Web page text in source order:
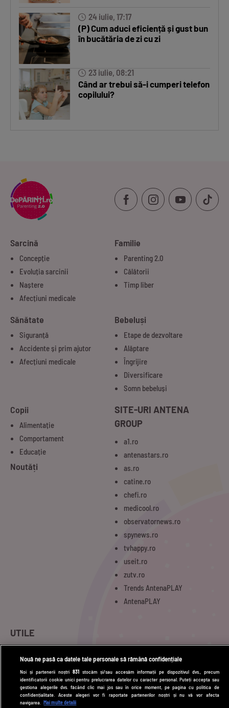
24 iulie, 17:17
(P) Cum aduci eficiență și gust bun
în bucătăria de zi cu zi
23 iulie, 08:21
Când ar trebui să-i cumperi telefon
copilului?
Sarcină
Concepție
Evoluția sarcinii
Naștere
Afecțiuni medicale
Familie
Parenting 2.0
Călătorii
Timp liber
Sănătate
Siguranță
Accidente și prim ajutor
Afecțiuni medicale
Bebeluși
Etape de dezvoltare
Alăptare
Îngrijire
Diversificare
Somn bebeluși
Copii
Alimentație
Comportament
Educație
Noutăți
SITE-URI ANTENA
GROUP
a1.ro
antenastars.ro
as.ro
catine.ro
chefi.ro
medicool.ro
observatornews.ro
spynews.ro
tvhappy.ro
useit.ro
zutv.ro
Trends AntenaPLAY
AntenaPLAY
UTILE
Termeni și condiții
Politica de cookies
Politică de confidențialitate
Nouă ne pasă ca datele tale personale să rămână confidențiale
Noi și partenerii noștri831 stocăm și/sau accesăm informații pe dispozitivul dvs., precum
identificatorii cookie unici pentru prelucrarea datelor cu caracter personal. Puteți accepta sau
gestiona alegerile dvs. făcând clic mai jos sau în orice moment, pe pagina cu politica de
confidențialitate. Aceste alegeri vor fi raportate partenerilor noștri și nu vă vor afecta
navigarea.
Mai multe detalii